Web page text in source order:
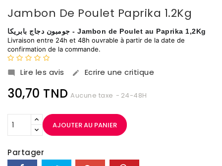
Jambon De Poulet Paprika 1.2Kg
جومبون دجاج بابريكا - Jambon de Poulet au Paprika 1,2Kg
Livraison entre 24h et 48h ouvrable à partir de la date de
confirmation de la commande.
 Lire les avis  Ecrire une critique
30,70 TND Aucune taxe 24-48H
AJOUTER AU PANIER
Partager